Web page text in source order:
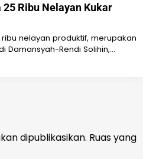
Ribu Nelayan Kukar
ribu nelayan produktif, merupakan
Damansyah-Rendi Solihin,…
dipublikasikan. Ruas yang